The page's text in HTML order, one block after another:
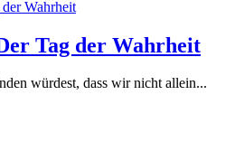
Tag der Wahrheit
würdest, dass wir nicht allein...